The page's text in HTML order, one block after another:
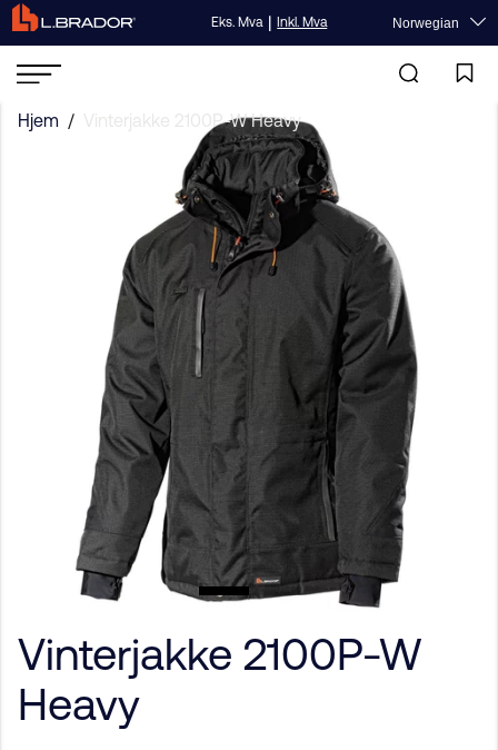
Eks. Mva | Inkl. Mva Norwegian
Hjem / Vinterjakke 2100P-W Heavy
Vinterjakke 2100P-W
Heavy